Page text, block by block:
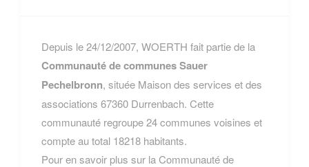
Depuis le 24/12/2007, WOERTH fait partie de la
Communauté de communes Sauer
Pechelbronn, située Maison des services et des
associations 67360 Durrenbach. Cette
communauté regroupe 24 communes voisines et
compte au total 18218 habitants.
Pour en savoir plus sur la Communauté de